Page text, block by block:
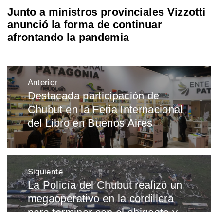
Junto a ministros provinciales Vizzotti
anunció la forma de continuar
afrontando la pandemia
Navegación
de
entradas
Anterior
Entrada
anterior:
Destacada participación de
Chubut en la Feria Internacional
del Libro en Buenos Aires
Siguiente
Entrada
siguiente:
La Policía del Chubut realizó un
megaoperativo en la cordillera